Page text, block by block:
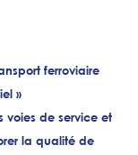
ferroviaire
»
voies de service et
la qualité de